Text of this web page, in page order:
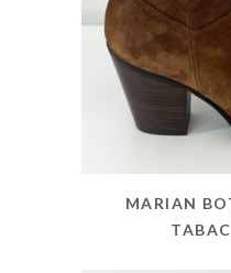
MARIAN